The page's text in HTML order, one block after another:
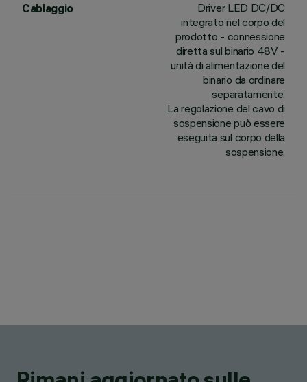
Cablaggio
Driver LED DC/DC
integrato nel corpo del
prodotto - connessione
diretta sul binario 48V -
unità di alimentazione del
binario da ordinare
separatamente.
La regolazione del cavo di
sospensione può essere
eseguita sul corpo della
sospensione.